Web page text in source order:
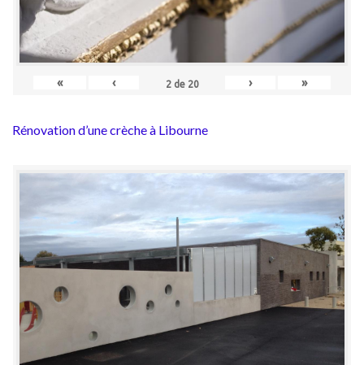
« ‹ 2de 20 › »
Rénovation d’une crèche à Libourne